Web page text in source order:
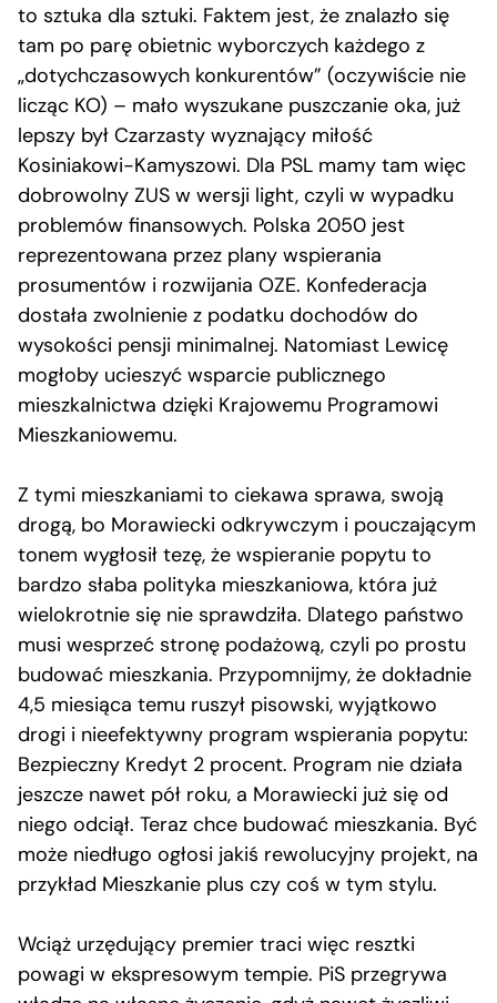
to sztuka dla sztuki. Faktem jest, że znalazło się
tam po parę obietnic wyborczych każdego z
„dotychczasowych konkurentów” (oczywiście nie
licząc KO) – mało wyszukane puszczanie oka, już
lepszy był Czarzasty wyznający miłość
Kosiniakowi-Kamyszowi. Dla PSL mamy tam więc
dobrowolny ZUS w wersji light, czyli w wypadku
problemów finansowych. Polska 2050 jest
reprezentowana przez plany wspierania
prosumentów i rozwijania OZE. Konfederacja
dostała zwolnienie z podatku dochodów do
wysokości pensji minimalnej. Natomiast Lewicę
mogłoby ucieszyć wsparcie publicznego
mieszkalnictwa dzięki Krajowemu Programowi
Mieszkaniowemu.
Z tymi mieszkaniami to ciekawa sprawa, swoją
drogą, bo Morawiecki odkrywczym i pouczającym
tonem wygłosił tezę, że wspieranie popytu to
bardzo słaba polityka mieszkaniowa, która już
wielokrotnie się nie sprawdziła. Dlatego państwo
musi wesprzeć stronę podażową, czyli po prostu
budować mieszkania. Przypomnijmy, że dokładnie
4,5 miesiąca temu ruszył pisowski, wyjątkowo
drogi i nieefektywny program wspierania popytu:
Bezpieczny Kredyt 2 procent. Program nie działa
jeszcze nawet pół roku, a Morawiecki już się od
niego odciął. Teraz chce budować mieszkania. Być
może niedługo ogłosi jakiś rewolucyjny projekt, na
przykład Mieszkanie plus czy coś w tym stylu.
Wciąż urzędujący premier traci więc resztki
powagi w ekspresowym tempie. PiS przegrywa